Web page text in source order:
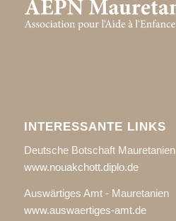
INTERESSANTE LINKS
Deutsche Botschaft Mauretanien
www.nouakchott.diplo.de
Auswärtiges Amt - Mauretanien
www.auswaertiges-amt.de